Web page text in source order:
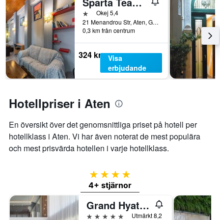
1 stjärna
Okej 5,4
21 Menandrou Str, Aten, Grekland
0,3 km från centrum
324 kr
Visa
erbjudande
Hotellpriser i Aten
En översikt över det genomsnittliga priset på hotell per
hotellklass i Aten. Vi har även noterat de mest populära
och mest prisvärda hotellen i varje hotellklass.
4 stjärnor
4+ stjärnor
Grand Hyatt Athens
5 stjärnor
Utmärkt 8,2